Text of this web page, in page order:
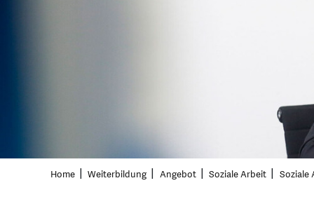
Home Weiterbildung Angebot Soziale Arbeit Soziale